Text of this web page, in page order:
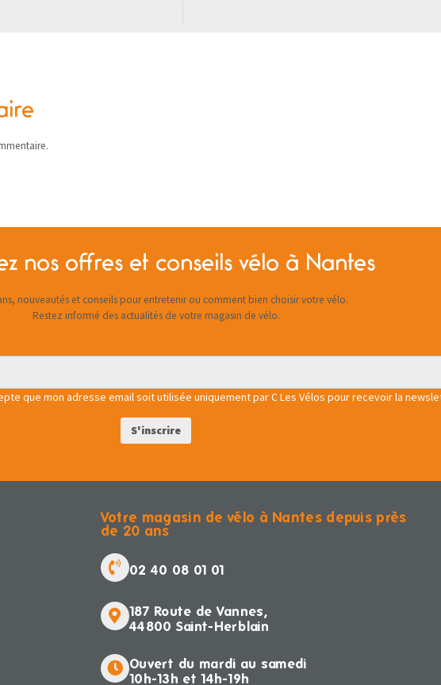
nos offres et conseils vélo à Nantes
nouveautés et conseils pour entretenir ou comment bien choisir votre vélo.
Restez informé des actualités de votre magasin de vélo.
que mon adresse email soit utilisée uniquement par C Les Vélos pour recevoir la
Votre magasin de vélo à Nantes depuis près
de 20 ans
02 40 08 01 01
187 Route de Vannes,
44800 Saint-Herblain
Ouvert du mardi au samedi
10h-13h et 14h-19h